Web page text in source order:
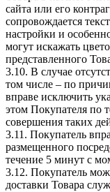
сайта или его
сопровождается
настройки и
могут искажать
представленного
3.10. В случае
том числе – по
вправе исключить
этом Покупателя по
совершения таких
3.11. Покупатель
размещенного
течение 5 минут с
3.12. Покупатель
доставки Товара